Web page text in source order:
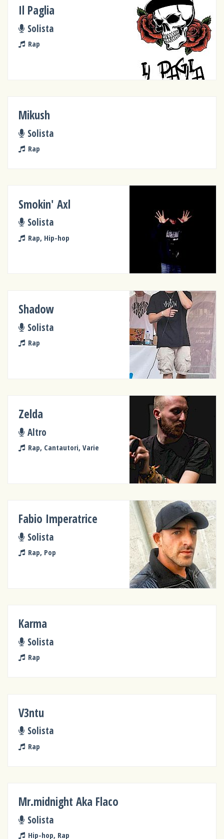
Il Paglia
Solista
Rap
Mikush
Solista
Rap
Smokin' Axl
Solista
Rap, Hip-hop
Shadow
Solista
Rap
Zelda
Altro
Rap, Cantautori, Varie
Fabio Imperatrice
Solista
Rap, Pop
Karma
Solista
Rap
V3ntu
Solista
Rap
Mr.midnight Aka Flaco
Solista
Hip-hop, Rap